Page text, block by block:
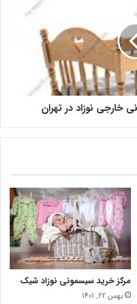
خارجی نوزاد در تهران
مرکز خرید سیسمونی نوزاد شیک
بهمن 22, 1401